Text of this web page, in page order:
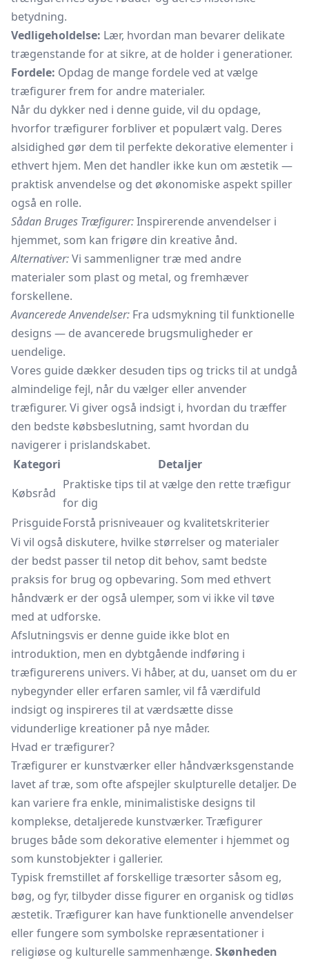
betydning.
Vedligeholdelse: Lær, hvordan man bevarer delikate
trægenstande for at sikre, at de holder i generationer.
Fordele: Opdag de mange fordele ved at vælge
træfigurer frem for andre materialer.
Når du dykker ned i denne guide, vil du opdage,
hvorfor træfigurer forbliver et populært valg. Deres
alsidighed gør dem til perfekte dekorative elementer i
ethvert hjem. Men det handler ikke kun om æstetik —
praktisk anvendelse og det økonomiske aspekt spiller
også en rolle.
Sådan Bruges Træfigurer:Inspirerende anvendelser i
hjemmet, som kan frigøre din kreative ånd.
Alternativer:Vi sammenligner træ med andre
materialer som plast og metal, og fremhæver
forskellene.
Avancerede Anvendelser: Fra udsmykning til funktionelle
designs — de avancerede brugsmuligheder er
uendelige.
Vores guide dækker desuden tips og tricks til at undgå
almindelige fejl, når du vælger eller anvender
træfigurer. Vi giver også indsigt i, hvordan du træffer
den bedste købsbeslutning, samt hvordan du
navigerer i prislandskabet.
Kategori
Detaljer
Købsråd
Praktiske tips til at vælge den rette træfigur
for dig
PrisguideForstå prisniveauer og kvalitetskriterier
Vi vil også diskutere, hvilke størrelser og materialer
der bedst passer til netop dit behov, samt bedste
praksis for brug og opbevaring. Som med ethvert
håndværk er der også ulemper, som vi ikke vil tøve
med at udforske.
Afslutningsvis er denne guide ikke blot en
introduktion, men en dybtgående indføring i
træfigurerens univers. Vi håber, at du, uanset om du er
nybegynder eller erfaren samler, vil få værdifuld
indsigt og inspireres til at værdsætte disse
vidunderlige kreationer på nye måder.
Hvad er træfigurer?
Træfigurer er kunstværker eller håndværksgenstande
lavet af træ, som ofte afspejler skulpturelle detaljer. De
kan variere fra enkle, minimalistiske designs til
komplekse, detaljerede kunstværker. Træfigurer
bruges både som dekorative elementer i hjemmet og
som kunstobjekter i gallerier.
Typisk fremstillet af forskellige træsorter såsom eg,
bøg, og fyr, tilbyder disse figurer en organisk og tidløs
æstetik. Træfigurer kan have funktionelle anvendelser
eller fungere som symbolske repræsentationer i
religiøse og kulturelle sammenhænge. Skønheden